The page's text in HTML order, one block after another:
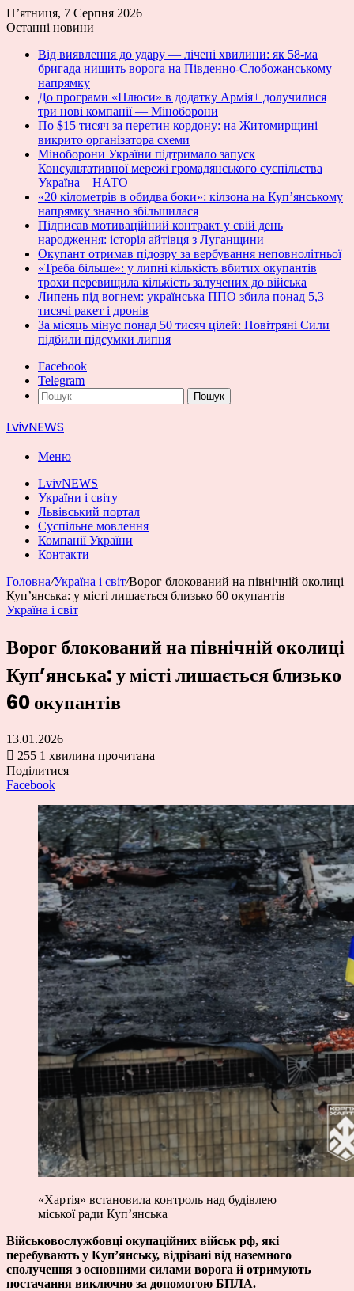
П’ятниця, 7 Серпня 2026
Останні новини
Від виявлення до удару — лічені хвилини: як 58-ма
бригада нищить ворога на Південно-Слобожанському
напрямку
До програми «Плюси» в додатку Армія+ долучилися
три нові компанії — Міноборони
По $15 тисяч за перетин кордону: на Житомирщині
викрито організатора схеми
Міноборони України підтримало запуск
Консультативної мережі громадянського суспільства
Україна—НАТО
«20 кілометрів в обидва боки»: кілзона на Куп’янському
напрямку значно збільшилася
Підписав мотиваційний контракт у свій день
народження: історія айтівця з Луганщини
Окупант отримав підозру за вербування неповнолітньої
«Треба більше»: у липні кількість вбитих окупантів
трохи перевищила кількість залучених до війська
Липень під вогнем: українська ППО збила понад 5,3
тисячі ракет і дронів
За місяць мінус понад 50 тисяч цілей: Повітряні Сили
підбили підсумки липня
Facebook
Telegram
Пошук
LvivNEWS
Меню
LvivNEWS
України і світу
Львівський портал
Суспільне мовлення
Компанії України
Контакти
Головна/Україна і світ/Ворог блокований на північній околиці
Куп’янська: у місті лишається близько 60 окупантів
Україна і світ
Ворог блокований на північній околиці
Куп’янська: у місті лишається близько
60 окупантів
13.01.2026
255 1 хвилина прочитана
Поділитися
Facebook
«Хартія» встановила контроль над будівлею
міської ради Куп’янська
Військовослужбовці окупаційних військ рф, які
перебувають у Куп’янську, відрізані від наземного
сполучення з основними силами ворога й отримують
постачання виключно за допомогою БПЛА.